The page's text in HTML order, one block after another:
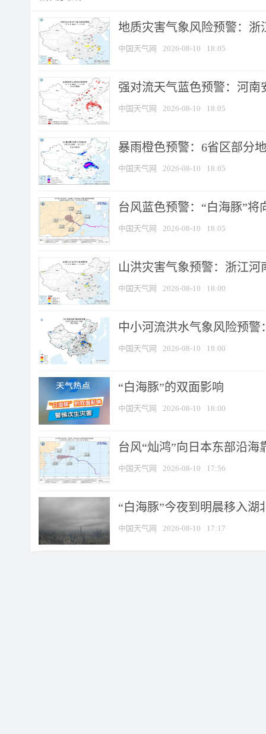
地质灾害气象风险预警：浙
中国天气网 2026-08-10 18:05
强对流天气蓝色预警：河南
中国天气网 2026-08-10 18:05
暴雨橙色预警：6省区部分
中国天气网 2026-08-10 18:05
台风蓝色预警：“白海豚”
中国天气网 2026-08-10 18:05
山洪灾害气象预警：浙江
中国天气网 2026-08-10 18:00
中小河流洪水气象风险预
中国天气网 2026-08-10 18:00
​“白海豚”的双面影响
中国天气网 2026-08-10 18:00
台风“灿鸿”向日本东部沿海
中国天气网 2026-08-10 17:56
“白海豚”今夜到明晨移入湖
中国天气网 2026-08-10 17:17